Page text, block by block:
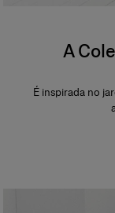
A
É inspirada no